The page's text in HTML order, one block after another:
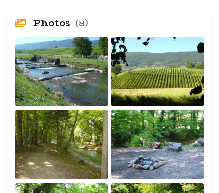
Photos (8)